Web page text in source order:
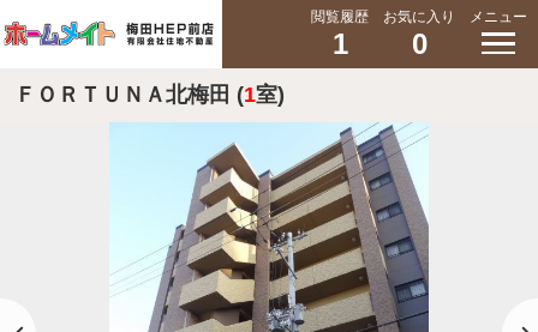
閲覧履歴
1
お気に入り
0
メニュー
ＦＯＲＴＵＮＡ北梅田 (1室)